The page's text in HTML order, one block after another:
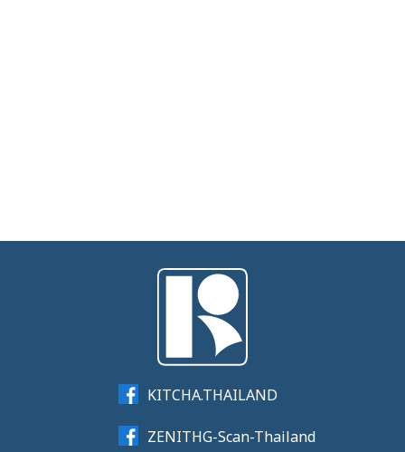
KITCHA.THAILAND
ZENITHG-Scan-Thailand